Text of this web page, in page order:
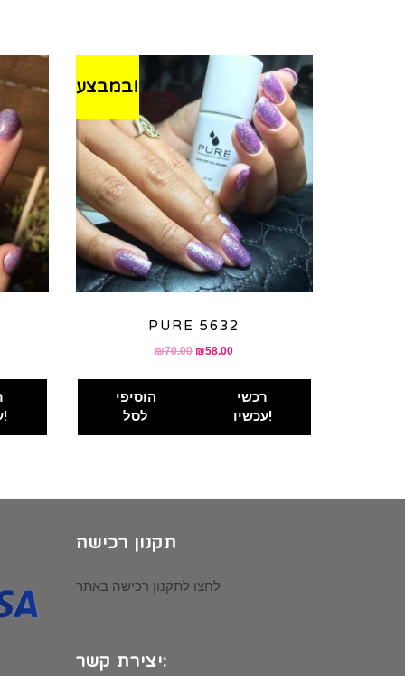
עכשיו!
במבצע!
PURE 5632
₪70.00 Original
₪70.00.
₪58.00Current
₪58.00.
הוסיפי
לסל
רכשי
עכשיו!
תקנון רכישה
לחצו לתקנון רכישה באתר
יצירת קשר: